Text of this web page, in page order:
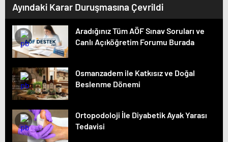
Ayındaki Karar Duruşmasına Çevrildi
Aradığınız Tüm AÖF Sınav Soruları ve
Canlı Açıköğretim Forumu Burada
Osmanzadem ile Katkısız ve Doğal
Beslenme Dönemi
Ortopodoloji İle Diyabetik Ayak Yarası
Tedavisi